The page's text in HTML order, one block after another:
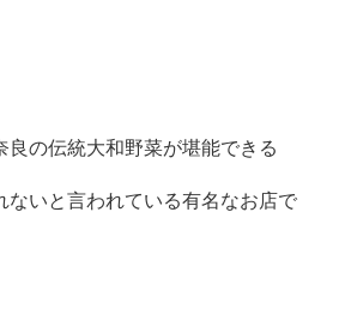
の伝統大和野菜が堪能できる
ないと言われている有名なお店で